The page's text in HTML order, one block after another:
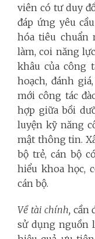
viên có tư duy
đáp ứng yêu
hóa tiêu chuẩn
làm, coi năng
khâu của công
hoạch, đánh
mới công tác
hợp giữa bồi
luyện kỹ năng
mật thông tin.
bộ trẻ, cán bộ
hiểu khoa học,
cán bộ.
Về tài chính, cần
sử dụng nguồn